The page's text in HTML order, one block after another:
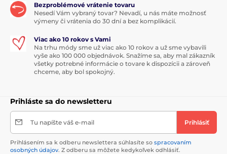
Bezproblémové vrátenie tovaru
Nesedí Vám vybraný tovar? Nevadí, u nás máte možnosť
výmeny či vrátenia do 30 dní a bez komplikácií.
Viac ako 10 rokov s Vami
Na trhu módy sme už viac ako 10 rokov a už sme vybavili
vyše ako 100 000 objednávok. Snažíme sa, aby mal zákazník
všetky potrebné informácie o tovare k dispozícii a zároveň
chceme, aby bol spokojný.
Prihláste sa do newsletteru
Tu napíšte váš e-mail Prihlásiť
Prihlásením sa k odberu newslettera súhlasíte so spracovaním
osobných údajov. Z odberu sa môžete kedykoľvek odhlásiť.